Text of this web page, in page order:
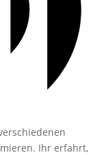
Ihr erfahrt,